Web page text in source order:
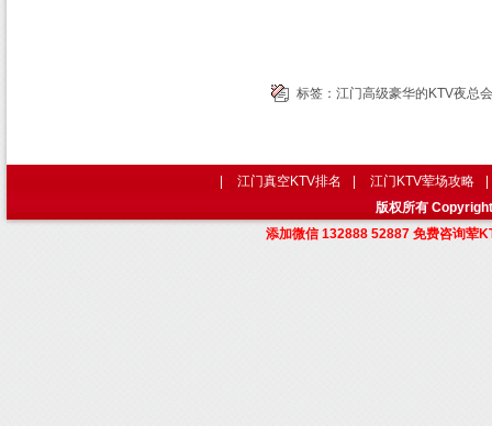
标签： 江门高级豪华的KTV夜总
版权所有
添加微信 132888 52887 免费咨询荤
江门真空KTV排名 江门KTV荤场攻略